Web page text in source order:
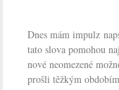
Dnes mám impulz
tato slova pomohou
nové neomezené
prošli těžkým